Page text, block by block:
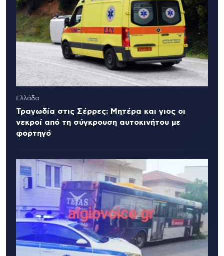
Ελλάδα
Τραγωδία στις Σέρρες: Μητέρα και γιος οι
νεκροί από τη σύγκρουση αυτοκινήτου με
φορτηγό